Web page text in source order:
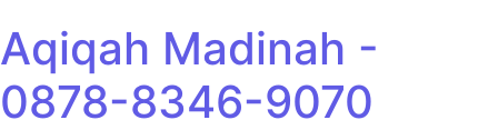
Aqiqah Madinah -
0878-8346-9070